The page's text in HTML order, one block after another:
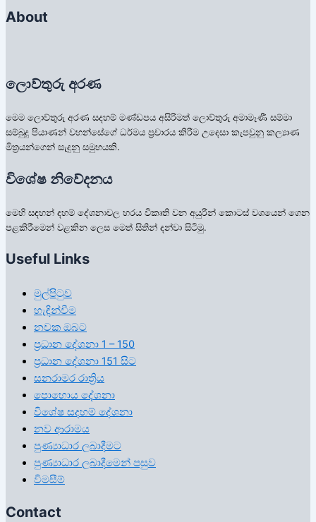
About
ලොව්තුරු අරණ
මෙම ලොව්තුරු අරණ සදහම් මණ්ඩපය අසිරිමත් ලොව්තුරු අමාමෑණී සම්මා
සම්බුදු පියාණන් වහන්සේගේ ධර්මය ප්‍රචාරය කිරීම උදෙසා කැපවුනු කල්‍යාණ
මිත්‍රයන්ගෙන් සැදුනු සමුහයකි.
විශේෂ නිවේදනය
මෙහි සඳහන් දහම් දේශනාවල හරය විකෘති වන අයුරින් කොටස් වශයෙන් ගෙන
පළකිරීමෙන් වළකින ලෙස මෙත් සිතින් දන්වා සිටිමු.
Useful Links
මුල්පිටුව
හැඳින්වීම
නවක ඔබට
ප්‍රධාන දේශනා 1 – 150
ප්‍රධාන දේශනා 151 සිට
සනරාමර රාත්‍රිය
පොහොය දේශනා
විශේෂ සදහම් දේශනා
නව ආරාමය
පුණ්‍යාධාර ලබාදීමට
පුණ්‍යාධාර ලබාදීමෙන් පසුව
විමසීම්
Contact